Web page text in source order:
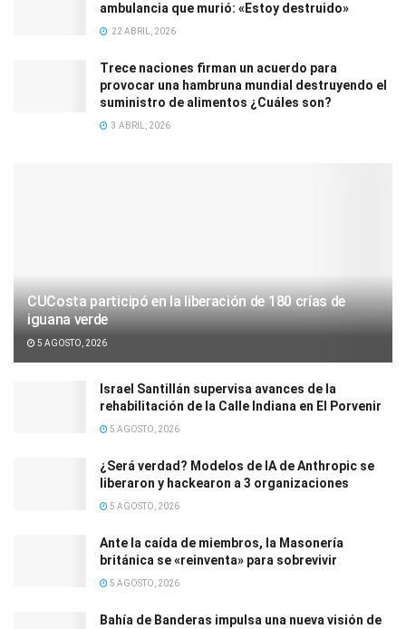
ambulancia que murió: «Estoy destruido»
22 ABRIL, 2026
Trece naciones firman un acuerdo para
provocar una hambruna mundial destruyendo el
suministro de alimentos ¿Cuáles son?
3 ABRIL, 2026
CUCosta participó en la liberación de 180 crías de
iguana verde
5 AGOSTO, 2026
Israel Santillán supervisa avances de la
rehabilitación de la Calle Indiana en El Porvenir
5 AGOSTO, 2026
¿Será verdad? Modelos de IA de Anthropic se
liberaron y hackearon a 3 organizaciones
5 AGOSTO, 2026
Ante la caída de miembros, la Masonería
británica se «reinventa» para sobrevivir
5 AGOSTO, 2026
Bahía de Banderas impulsa una nueva visión de